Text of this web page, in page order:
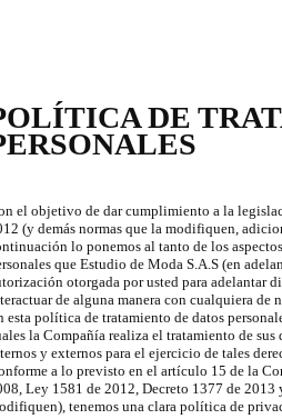
DE
el objetivo de dar cumplimiento a la
(y demás normas que la modifiquen,
lo ponemos al tanto de los
que Estudio de Moda S.A.S (en
otorgada por usted para adelantar
de alguna manera con cualquiera de
esta política de tratamiento de datos
la Compañía realiza el tratamiento de
y externos para el ejercicio de tales
a lo previsto en el artículo 15 de la
Ley 1581 de 2012, Decreto 1377 de 2013
tenemos una clara política de